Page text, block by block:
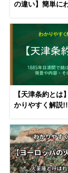
の違い】簡単に
【天津条約とは
かりやすく解説